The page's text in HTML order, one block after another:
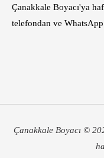
Çanakkale Boyacı'ya
telefondan ve
Çanakkale Boyacı ©